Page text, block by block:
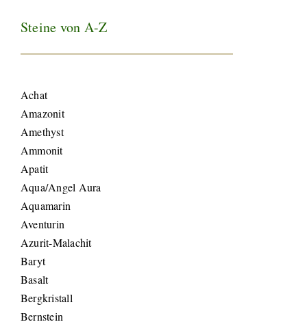
Steine von A-Z
Achat
Amazonit
Amethyst
Ammonit
Apatit
Aqua/Angel Aura
Aquamarin
Aventurin
Azurit-Malachit
Baryt
Basalt
Bergkristall
Bernstein